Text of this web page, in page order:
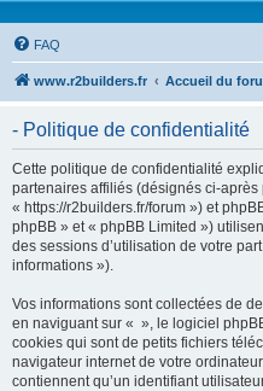
FAQ
www.r2builders.fr Accueil du
- Politique de confidentialité
Cette politique de confidentialité
partenaires affiliés (désignés ci-
« https://r2builders.fr/forum ») et
phpBB » et « phpBB Limited »)
des sessions d’utilisation de votre
informations »).
Vos informations sont collectées de
en naviguant sur « », le logiciel
cookies qui sont de petits fichiers
navigateur internet de votre
contiennent qu’un identifiant